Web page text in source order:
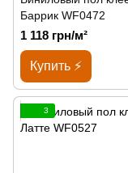
Баррик WF0472
1 118 грн/м²
Купить ⚡
3